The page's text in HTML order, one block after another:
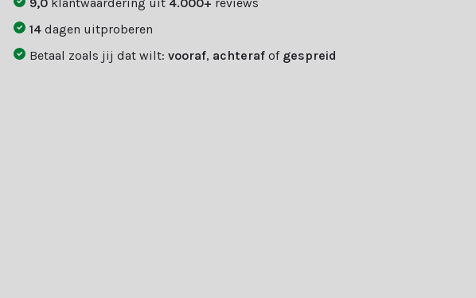
14dagen uitproberen
Betaal zoals jij dat wilt:vooraf, achteraf of gespreid